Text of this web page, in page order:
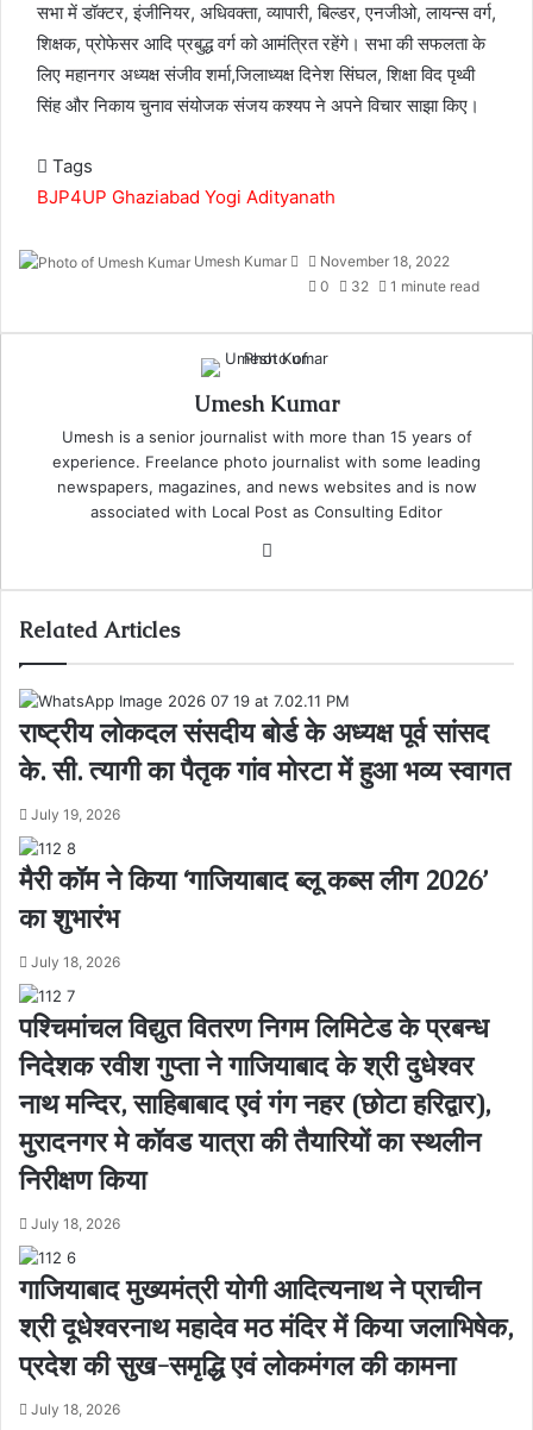
सभा में डॉक्टर, इंजीनियर, अधिवक्ता, व्यापारी, बिल्डर, एनजीओ, लायन्स वर्ग,
शिक्षक, प्रोफेसर आदि प्रबुद्ध वर्ग को आमंत्रित रहेंगे। सभा की सफलता के
लिए महानगर अध्यक्ष संजीव शर्मा,जिलाध्यक्ष दिनेश सिंघल, शिक्षा विद पृथ्वी
सिंह और निकाय चुनाव संयोजक संजय कश्यप ने अपने विचार साझा किए।
Tags
BJP4UP Ghaziabad Yogi Adityanath
Umesh Kumar
Send
an
November 18, 2022
0
32 1 minute read
Umesh Kumar
Umesh is a senior journalist with more than 15 years of
experience. Freelance photo journalist with some leading
newspapers, magazines, and news websites and is now
associated with Local Post as Consulting Editor
Related Articles
राष्ट्रीय लोकदल संसदीय बोर्ड के अध्यक्ष पूर्व सांसद
के. सी. त्यागी का पैतृक गांव मोरटा में हुआ भव्य स्वागत
July 19, 2026
मैरी कॉम ने किया ‘गाजियाबाद ब्लू कब्स लीग 2026’
का शुभारंभ
July 18, 2026
पश्चिमांचल विद्युत वितरण निगम लिमिटेड के प्रबन्ध
निदेशक रवीश गुप्ता ने गाजियाबाद के श्री दुधेश्वर
नाथ मन्दिर, साहिबाबाद एवं गंग नहर (छोटा हरिद्वार),
मुरादनगर मे कॉवड यात्रा की तैयारियों का स्थलीन
निरीक्षण किया
July 18, 2026
गाजियाबाद मुख्यमंत्री योगी आदित्यनाथ ने प्राचीन
श्री दूधेश्वरनाथ महादेव मठ मंदिर में किया जलाभिषेक,
प्रदेश की सुख-समृद्धि एवं लोकमंगल की कामना
July 18, 2026